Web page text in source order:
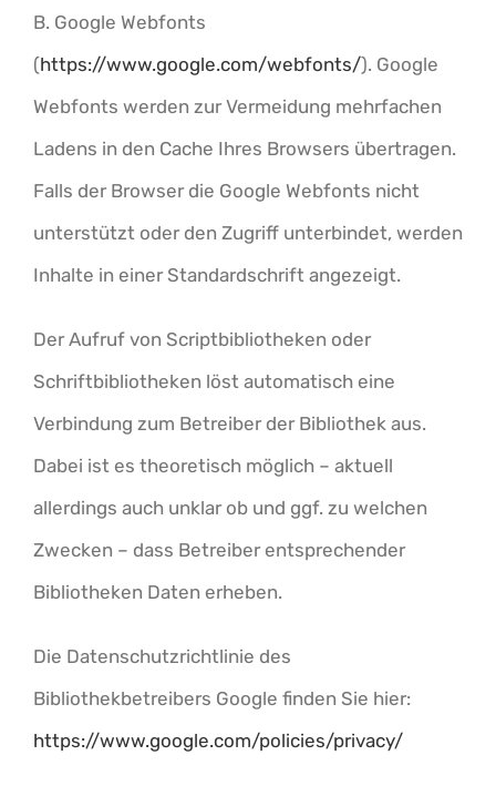
B. Google Webfonts
(https://www.google.com/webfonts/). Google
Webfonts werden zur Vermeidung mehrfachen
Ladens in den Cache Ihres Browsers übertragen.
Falls der Browser die Google Webfonts nicht
unterstützt oder den Zugriff unterbindet, werden
Inhalte in einer Standardschrift angezeigt.
Der Aufruf von Scriptbibliotheken oder
Schriftbibliotheken löst automatisch eine
Verbindung zum Betreiber der Bibliothek aus.
Dabei ist es theoretisch möglich – aktuell
allerdings auch unklar ob und ggf. zu welchen
Zwecken – dass Betreiber entsprechender
Bibliotheken Daten erheben.
Die Datenschutzrichtlinie des
Bibliothekbetreibers Google finden Sie hier:
https://www.google.com/policies/privacy/